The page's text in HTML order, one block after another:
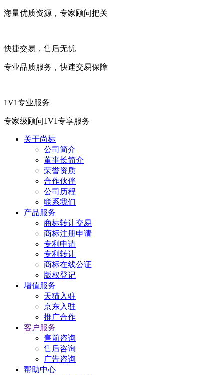
海量优质资源，专家顾问把关
快捷交易，售后无忧
专业品质服务，快速交易保障
1V1专业服务
专家级顾问1V1专享服务
关于尚标
公司简介
董事长简介
荣誉资质
合作伙伴
公司历程
联系我们
产品服务
商标转让交易
商标注册申请
专利申请
专利转让
商标在线公证
版权登记
增值服务
天猫入驻
京东入驻
推广合作
客户服务
售前咨询
售后咨询
广告咨询
帮助中心